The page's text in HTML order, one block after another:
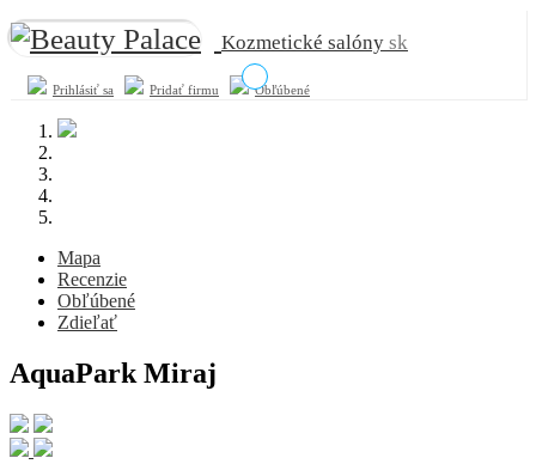
Kozmetické salóny sk
Prihlásiť sa Pridať firmu Obľúbené
Mapa
Recenzie
Obľúbené
Zdieľať
AquaPark Miraj